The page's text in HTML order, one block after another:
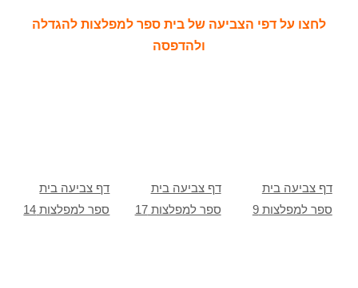
לחצו על דפי הצביעה של בית ספר למפלצות להגדלה
ולהדפסה
דף צביעה בית
ספר למפלצות 14
דף צביעה בית
ספר למפלצות 17
דף צביעה בית
ספר למפלצות 9